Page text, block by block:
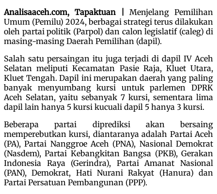
Analisaaceh.com, Tapaktuan |
Menjelang Pemilihan
Umum (Pemilu) 2024, berbagai strategi terus dilakukan
oleh partai politik (Parpol) dan calon legislatif (caleg) di
masing-masing Daerah Pemilihan (dapil).
Salah satu persaingan itu juga terjadi di dapil IV Aceh
Selatan meliputi Kecamatan Pasie Raja, Kluet Utara,
Kluet Tengah. Dapil ini merupakan daerah yang paling
banyak menyumbang kursi untuk parlemen DPRK
Aceh Selatan, yaitu sebanyak 7 kursi, sementara lima
dapil lain hanya 5 kursi kucuali dapil 5 hanya 3 kursi.
Beberapa partai diprediksi akan bersaing
memperebutkan kursi, diantaranya adalah Partai Aceh
(PA), Partai Nanggroe Aceh (PNA), Nasional Demokrat
(Nasdem), Partai Kebangkitan Bangsa (PKB), Gerakan
Indonesia Raya (Gerindra), Partai Amanat Nasional
(PAN), Demokrat, Hati Nurani Rakyat (Hanura) dan
Partai Persatuan Pembangunan (PPP).